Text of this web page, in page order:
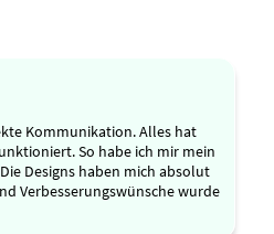
Kommunikation. Alles hat
So habe ich mir mein
Designs haben mich absolut
Verbesserungswünsche wurde